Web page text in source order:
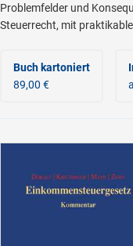
Problemfelder und
Steuerrecht, mit
Buch kartoniert
89,00 €